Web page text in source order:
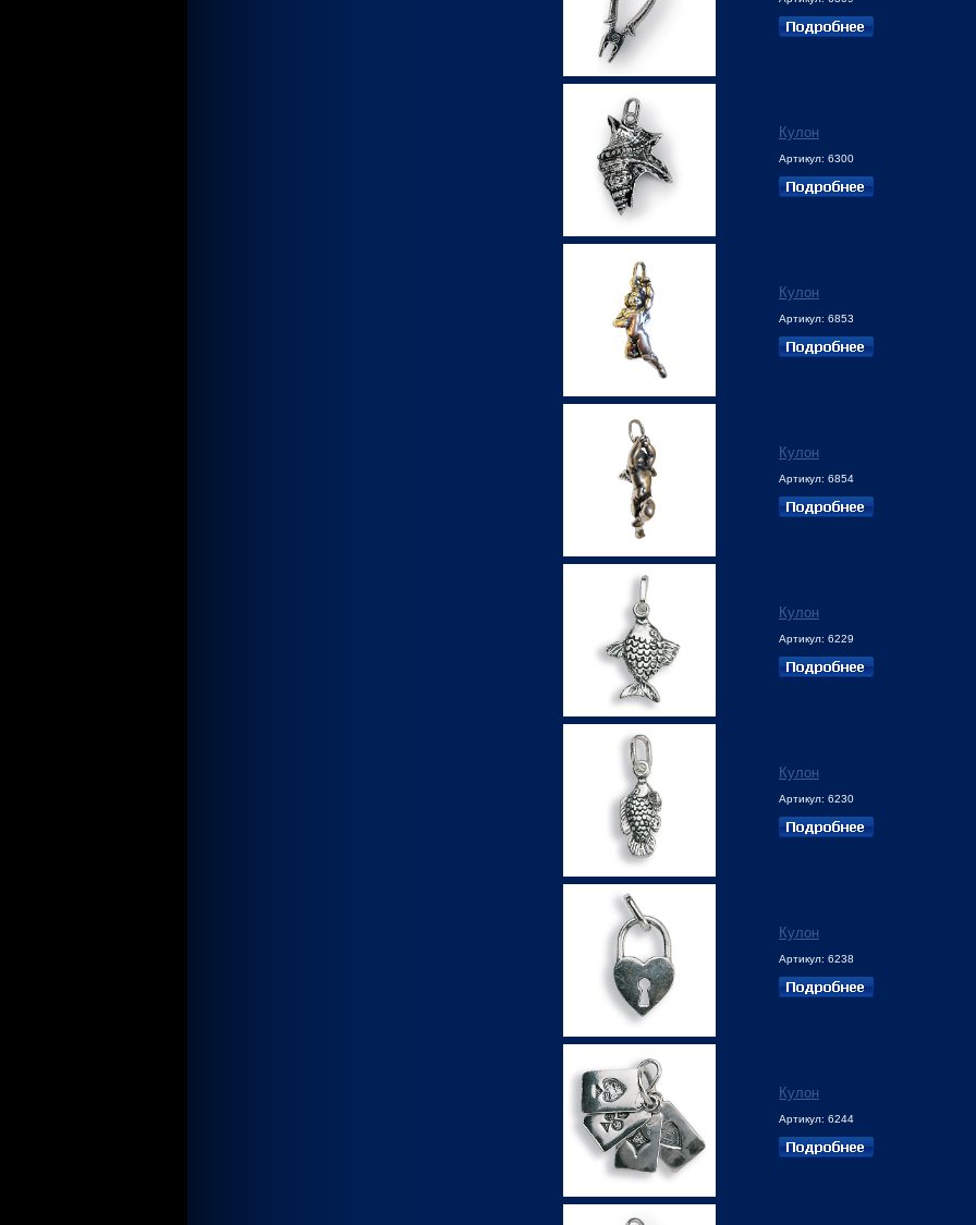
Кулон
Артикул: 6300
Кулон
Артикул: 6853
Кулон
Артикул: 6854
Кулон
Артикул: 6229
Кулон
Артикул: 6230
Кулон
Артикул: 6238
Кулон
Артикул: 6244